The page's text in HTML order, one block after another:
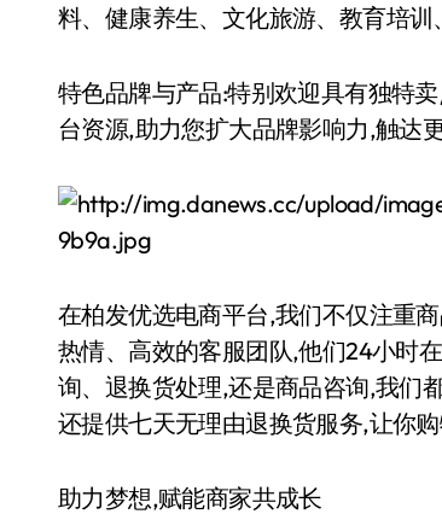
料、健康养生、文化旅游、教育培训
特色品牌与产品:特别欢迎具有独特
台资源,助力您扩大品牌影响力,触达
在柏发优选电商平台,我们不仅注重
热情、高效的客服团队,他们24小时
询、退换货处理,还是商品咨询,我们
还提供七天无理由退换货服务,让你购
助力梦想,赋能商家共成长